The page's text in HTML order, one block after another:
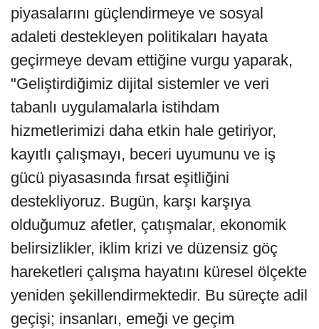
piyasalarını güçlendirmeye ve sosyal
adaleti destekleyen politikaları hayata
geçirmeye devam ettiğine vurgu yaparak,
"Geliştirdiğimiz dijital sistemler ve veri
tabanlı uygulamalarla istihdam
hizmetlerimizi daha etkin hale getiriyor,
kayıtlı çalışmayı, beceri uyumunu ve iş
gücü piyasasında fırsat eşitliğini
destekliyoruz. Bugün, karşı karşıya
olduğumuz afetler, çatışmalar, ekonomik
belirsizlikler, iklim krizi ve düzensiz göç
hareketleri çalışma hayatını küresel ölçekte
yeniden şekillendirmektedir. Bu süreçte adil
geçişi; insanları, emeği ve geçim